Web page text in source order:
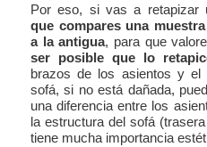
Por eso, si vas a retapizar
que compares una
a la antigua, para que
ser posible que lo
brazos de los asientos y el
sofá, si no está dañada,
una diferencia entre los
la estructura del sofá
tiene mucha importancia